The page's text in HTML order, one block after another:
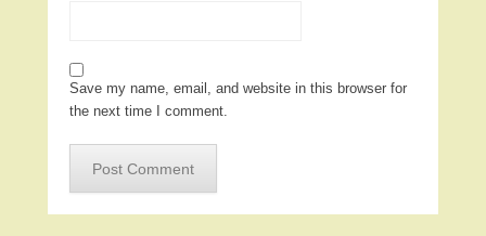
Save my name, email, and website in this browser for
the next time I comment.